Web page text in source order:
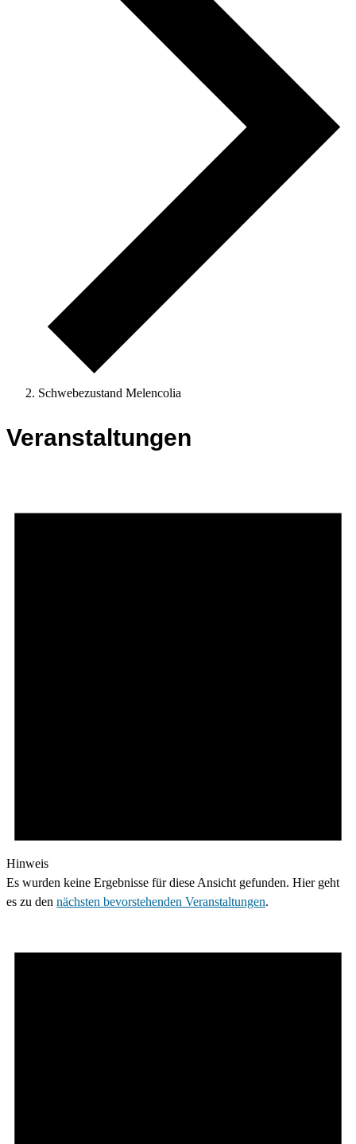
Schwebezustand Melencolia
Veranstaltungen
Hinweis
Es wurden keine Ergebnisse für diese Ansicht gefunden. Hier geht
es zu den nächsten bevorstehenden Veranstaltungen.